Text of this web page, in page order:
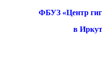
ФБУЗ «Центр
в